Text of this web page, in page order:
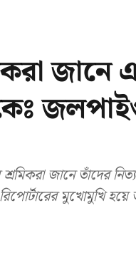
জানে
জানে তাঁদের
মুখোমুখি